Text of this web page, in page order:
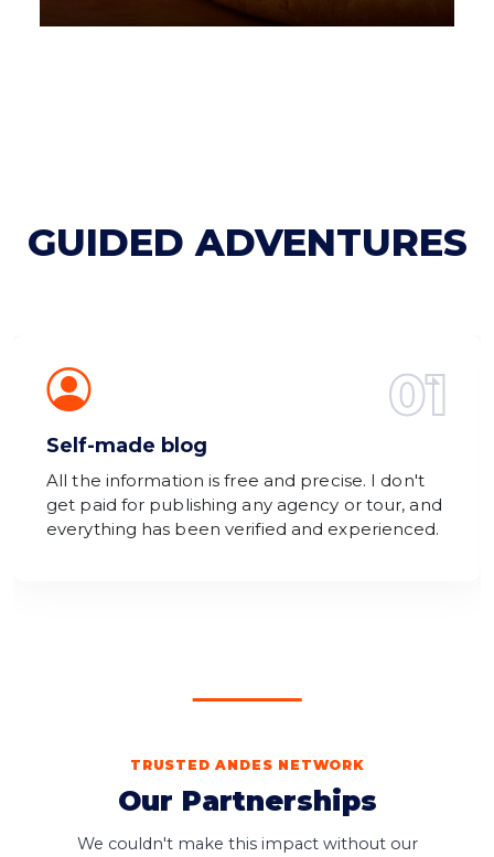
GUIDED ADVENTURES
Self-made blog
All the information is free and precise. I don't
get paid for publishing any agency or tour, and
everything has been verified and experienced.
01
TRUSTED ANDES NETWORK
Our Partnerships
We couldn't make this impact without our